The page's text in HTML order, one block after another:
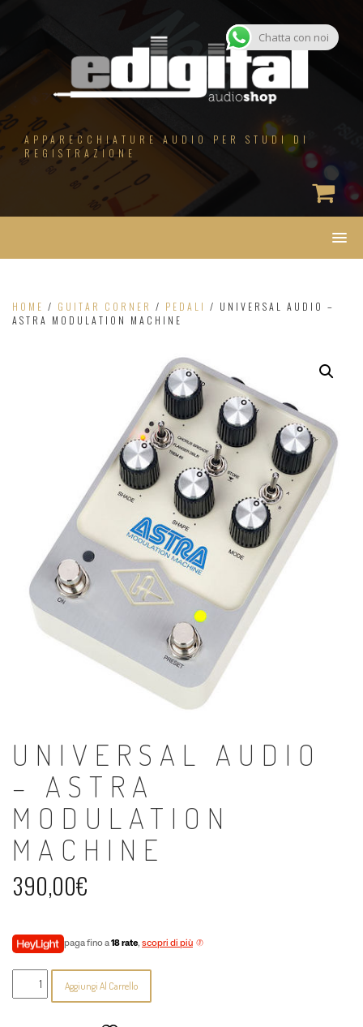
APPARECCHIATURE AUDIO PER STUDI DI
REGISTRAZIONE
HOME / GUITAR CORNER / PEDALI / UNIVERSAL AUDIO –
ASTRA MODULATION MACHINE
UNIVERSAL AUDIO
– ASTRA
MODULATION
MACHINE
390,00€
paga fino a18 rate, scopri di più
Universal
-
Aggiungi Al Carrello
Chatta con noi